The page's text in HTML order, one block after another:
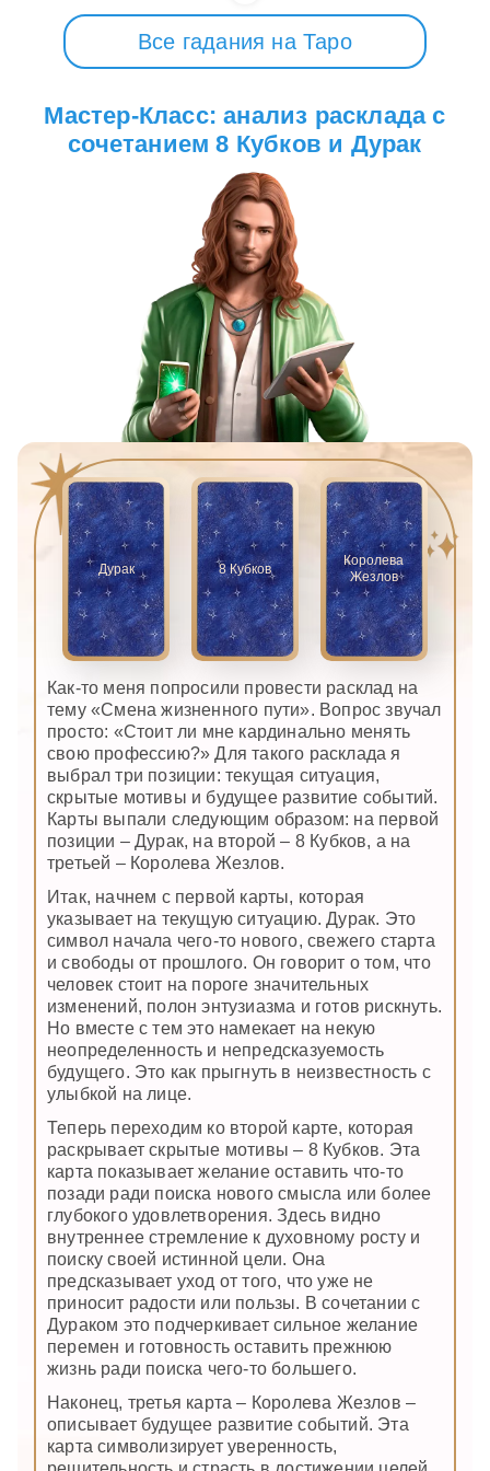
Все гадания на Таро
Мастер-Класс: анализ расклада с
сочетанием 8 Кубков и Дурак
Дурак 8 Кубков
Королева
Жезлов
Как-то меня попросили провести расклад на
тему «Смена жизненного пути». Вопрос звучал
просто: «Стоит ли мне кардинально менять
свою профессию?» Для такого расклада я
выбрал три позиции: текущая ситуация,
скрытые мотивы и будущее развитие событий.
Карты выпали следующим образом: на первой
позиции – Дурак, на второй – 8 Кубков, а на
третьей – Королева Жезлов.
Итак, начнем с первой карты, которая
указывает на текущую ситуацию. Дурак. Это
символ начала чего-то нового, свежего старта
и свободы от прошлого. Он говорит о том, что
человек стоит на пороге значительных
изменений, полон энтузиазма и готов рискнуть.
Но вместе с тем это намекает на некую
неопределенность и непредсказуемость
будущего. Это как прыгнуть в неизвестность с
улыбкой на лице.
Теперь переходим ко второй карте, которая
раскрывает скрытые мотивы – 8 Кубков. Эта
карта показывает желание оставить что-то
позади ради поиска нового смысла или более
глубокого удовлетворения. Здесь видно
внутреннее стремление к духовному росту и
поиску своей истинной цели. Она
предсказывает уход от того, что уже не
приносит радости или пользы. В сочетании с
Дураком это подчеркивает сильное желание
перемен и готовность оставить прежнюю
жизнь ради поиска чего-то большего.
Наконец, третья карта – Королева Жезлов –
описывает будущее развитие событий. Эта
карта символизирует уверенность,